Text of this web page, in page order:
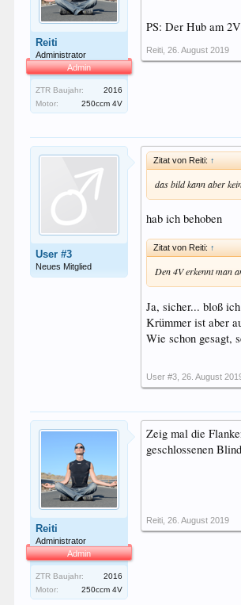
Reiti
Administrator
Admin
ZTR Baujahr:
2016
Motor:
250ccm 4V
PS: Der Hub am
Reiti 26. August 2019
User #3
Neues Mitglied
Zitat von Reiti: ↑
das bild kann aber
hab ich behoben
Zitat von Reiti: ↑
Den 4V erkennt man
Ja, sicher... bloß
Krümmer ist aber
Wie schon gesagt,
User #3 26. August
Reiti
Administrator
Admin
ZTR Baujahr:
2016
Motor:
250ccm 4V
Zeig mal die
geschlossenen
Reiti 26. August 2019